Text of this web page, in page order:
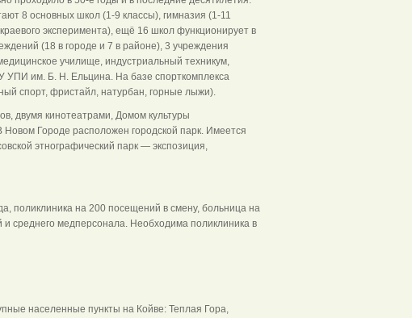
8 основных школ (1-9 классы), гимназия (1-11
эксперимента), ещё 16 школ функционирует в
(18 в городе и 7 в районе), 3 учреждения
училище, индустриальный техникум,
УПИ им. Б. Н. Ельцина. На базе спорткомплекса
спорт, фристайл, натурбан, горные лыжи).
двумя кинотеатрами, Домом культуры
Городе расположен городской парк. Имеется
этнографический парк — экспозиция,
поликлиника на 200 посещений в смену, больница на
среднего медперсонала. Необходима поликлиника в
населенные пункты на Койве: Теплая Гора,